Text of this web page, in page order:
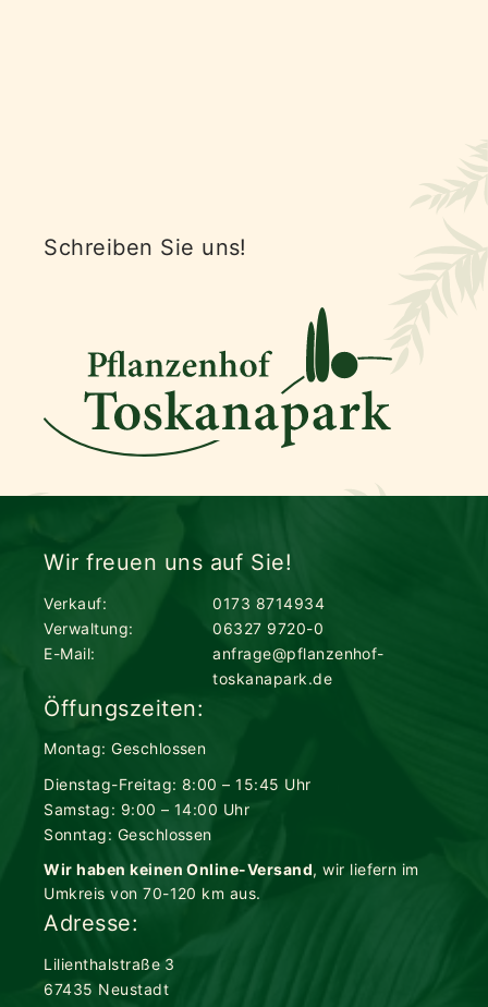
Schreiben Sie uns!
Wir freuen uns auf Sie!
Verkauf:
0173 8714934
Verwaltung:
06327 9720-0
E-Mail:
anfrage@pflanzenhof-
toskanapark.de
Öffungszeiten:
Montag: Geschlossen
Dienstag-Freitag: 8:00 – 15:45 Uhr
Samstag: 9:00 – 14:00 Uhr
Sonntag: Geschlossen
Wir haben keinen Online-Versand, wir liefern im
Umkreis von 70-120 km aus.
Adresse:
Lilienthalstraße 3
67435 Neustadt